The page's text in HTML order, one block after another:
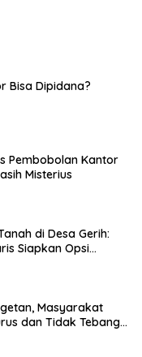
Bisa Dipidana?
Pembobolan Kantor
Misterius
di Desa Gerih:
Siapkan Opsi
Masyarakat
dan Tidak Tebang